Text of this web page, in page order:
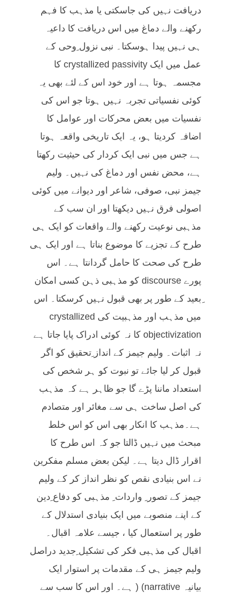
دریافت نہیں کی جاسکتی یا مذہب کا فہم
رکھنے والے دماغ میں اس دریافت کا داعیہ
ہی نہیں پیدا ہوسکتا۔ نبی نزول ِوحی کے
عمل میں ایک crystallized passivity کا
مجسمہ ہوتا ہے اور خود اس کے لئے بھی یہ
کوئی نفسیاتی تجربہ نہیں ہوتا جو اس کی
نفسیات میں بعض محرکات اور عوامل کا
اضافہ کردیتا ہو، یہ ایک تاریخی واقعہ ہوتا
ہے جس میں نبی ایک کردار کی حیثیت رکھتا
ہے، محض نفس اور دماغ کی نہیں۔ ولیم
جیمز نبی، صوفی، شاعر اور دیوانے میں کوئی
اصولی فرق نہیں دیکھتا اور ان سب کے
مذہبی نوعیت رکھنے والے واقعات کو ایک ہی
طرح کے تجزیے کا موضوع بناتا ہے اور ایک ہی
طرح کی صحت کا حامل گردانتا ہے۔ اس
پورے discourse کو مذہبی ذہن کسی امکان
ِبعید کے طور پر بھی قبول نہیں کرسکتا۔ اس
میں مذہب اور مذہبیت کی crystallized
objectivization کا نہ کوئی ادراک پایا جاتا ہے
نہ اثبات۔ ولیم جیمز کے انداز ِتحقیق کو اگر
قبول کر لیا جائے تو نبوت کو ہر شخص کی
استعداد ماننا پڑے گا جو ظاہر ہے کہ مذہب
کی اصل ساخت ہی سے مغائر اور متصادم
ہے۔مذہب کا انکار بھی اس کو اس خلط
مبحث میں نہیں ڈالتا جو کہ اس طرح کا
اقرار ڈال دیتا ہے۔ لیکن بعض مسلم مفکرین
نے اس بنیادی نقص کو نظر انداز کر کے ولیم
جیمز کے تصور ِ واردات ِ مذہبی کو دفاع ِدین
کے اپنے منصوبے میں ایک بنیادی استدلال کے
طور پر استعمال کیا ، جیسے علامہ اقبال۔
اقبال کی مذہبی فکر کی تشکیل ِجدید دراصل
ولیم جیمز ہی کے مقدمات پر استوار ایک
بیانیہ narrative) ( ہے۔ اور اس کا سب سے